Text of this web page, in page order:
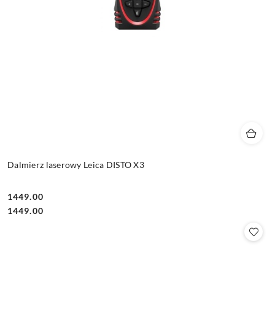
Dalmierz laserowy Leica DISTO X3
Cena:
1449.00
Cena:
1449.00